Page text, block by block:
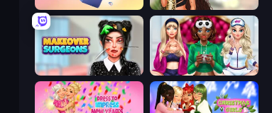
Fill The Fridge Glamour Beach Life
Makeover Surgeons BFFs Luxury Loungewear